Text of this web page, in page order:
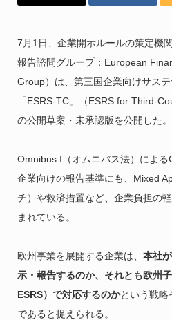
7月1日、企業開示ルールの策定機
報告諮問グループ：European
Group）は、第三国企業向けサス
「ESRS-TC」（ESRS for Third-
の公開草案・未承認版を公開した。
Omnibus I（オムニバス法）による
企業向けの報告基準にも、Mixed
チ）や救済措置など、企業負担の
まれている。
欧州事業を展開する企業は、 本社
示・報告するのか、それとも欧州
ESRS）で対応するのかという戦略
であると捉えられる。